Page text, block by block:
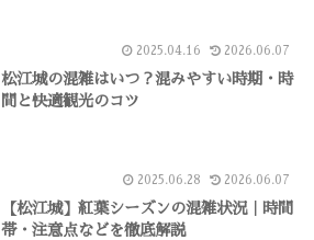
2025.04.16 2026.06.07
松江城の混雑はいつ？混みやすい時期・時
間と快適観光のコツ
2025.06.28 2026.06.07
【松江城】紅葉シーズンの混雑状況｜時間
帯・注意点などを徹底解説